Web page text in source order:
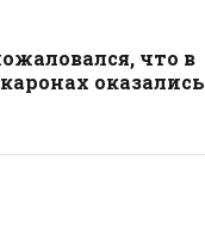
что в
оказались